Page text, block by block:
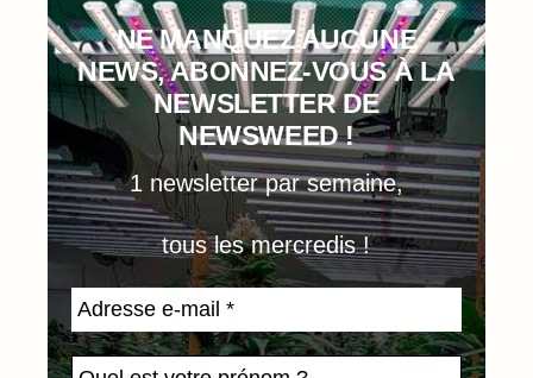
NE MANQUEZ AUCUNE
NEWS, ABONNEZ-VOUS À LA
NEWSLETTER DE
NEWSWEED !
1 newsletter par semaine,
tous les mercredis !